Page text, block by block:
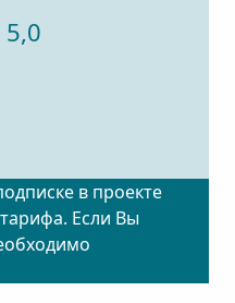
5,0
в проекте
Если Вы